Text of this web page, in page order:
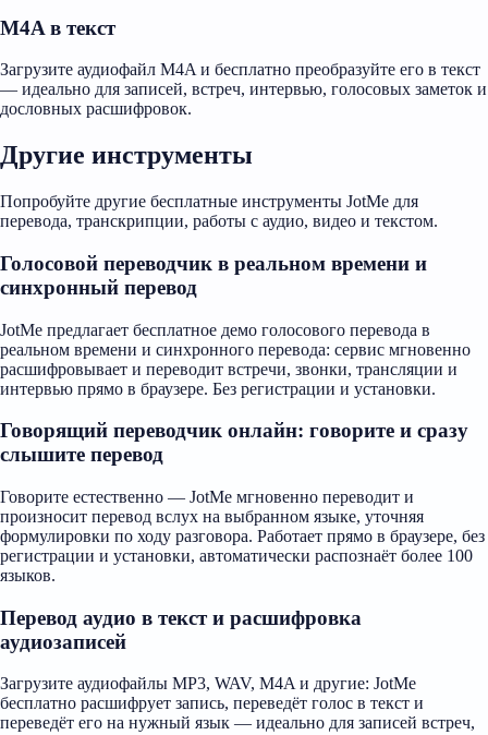
M4A в текст
Загрузите аудиофайл M4A и бесплатно преобразуйте его в текст
— идеально для записей, встреч, интервью, голосовых заметок и
дословных расшифровок.
Другие инструменты
Попробуйте другие бесплатные инструменты JotMe для
перевода, транскрипции, работы с аудио, видео и текстом.
Голосовой переводчик в реальном времени и
синхронный перевод
JotMe предлагает бесплатное демо голосового перевода в
реальном времени и синхронного перевода: сервис мгновенно
расшифровывает и переводит встречи, звонки, трансляции и
интервью прямо в браузере. Без регистрации и установки.
Говорящий переводчик онлайн: говорите и сразу
слышите перевод
Говорите естественно — JotMe мгновенно переводит и
произносит перевод вслух на выбранном языке, уточняя
формулировки по ходу разговора. Работает прямо в браузере, без
регистрации и установки, автоматически распознаёт более 100
языков.
Перевод аудио в текст и расшифровка
аудиозаписей
Загрузите аудиофайлы MP3, WAV, M4A и другие: JotMe
бесплатно расшифрует запись, переведёт голос в текст и
переведёт его на нужный язык — идеально для записей встреч,